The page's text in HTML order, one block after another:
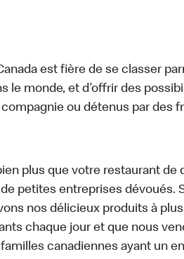
est fière de se classer
le monde, et d’offrir des
ou détenus par des
plus que votre restaurant de
petites entreprises dévoués.
nos délicieux produits à
chaque jour et que nous
canadiennes ayant un